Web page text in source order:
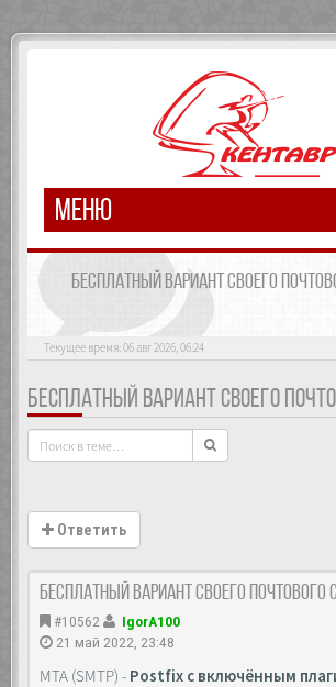
МЕНЮ
БЕСПЛАТНЫЙ ВАРИАНТ СВОЕГО
Текущее время: 06 авг 2026, 06:24
БЕСПЛАТНЫЙ ВАРИАНТ СВОЕГО
Ответить
Бесплатный вариант своего почтового
#10562
IgorA100
21 май 2022, 23:48
MTA (SMTP) - Postfix с включённым